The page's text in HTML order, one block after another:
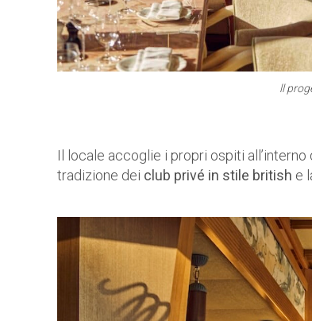
ll
Il locale accoglie i propri ospiti
tradizione dei club privé in stile british e